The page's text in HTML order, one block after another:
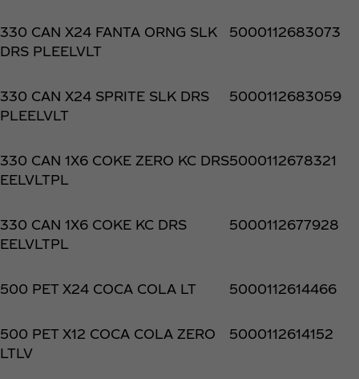
330 CAN X24 FANTA ORNG SLK
DRS PLEELVLT
5000112683073
330 CAN X24 SPRITE SLK DRS
PLEELVLT
5000112683059
330 CAN 1X6 COKE ZERO KC DRS
EELVLTPL
5000112678321
330 CAN 1X6 COKE KC DRS
EELVLTPL
5000112677928
500 PET X24 COCA COLA LT 5000112614466
500 PET X12 COCA COLA ZERO
LTLV
5000112614152